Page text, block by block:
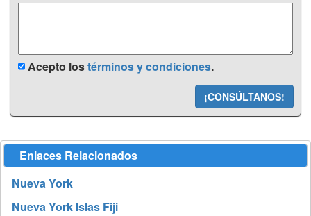
Acepto lostérminos y condiciones.
¡CONSÚLTANOS!
Enlaces Relacionados
Nueva York
Nueva York Islas Fiji